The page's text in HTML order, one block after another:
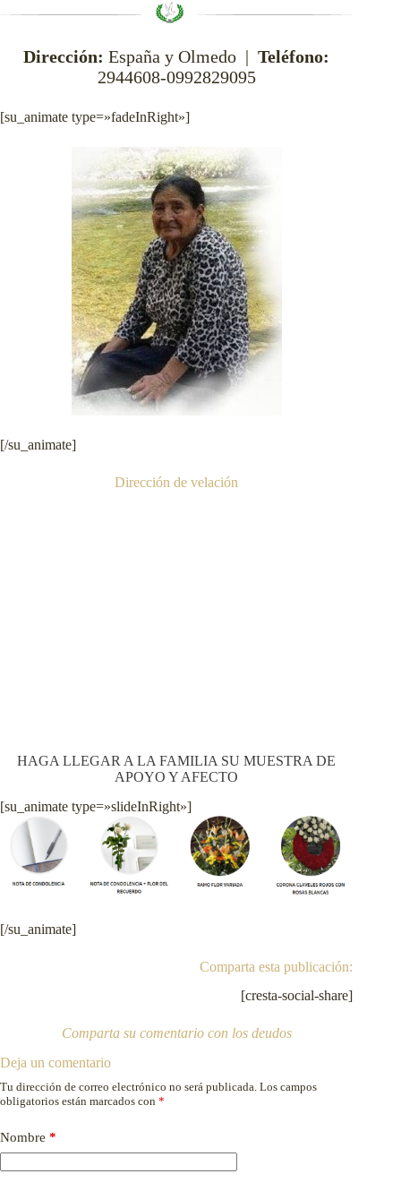
Dirección:España y Olmedo |Teléfono:
2944608-0992829095
[su_animate type=»fadeInRight»]
[/su_animate]
Dirección de velación
HAGA LLEGAR A LA FAMILIA SU MUESTRA DE
APOYO Y AFECTO
[su_animate type=»slideInRight»]
[/su_animate]
Comparta esta publicación:
[cresta-social-share]
Comparta su comentario con los deudos
Deja un comentario
Tu dirección de correo electrónico no será publicada. Los campos
obligatorios están marcados con *
Nombre *